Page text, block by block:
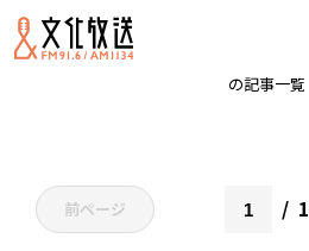
の記事一覧
前ページ 1